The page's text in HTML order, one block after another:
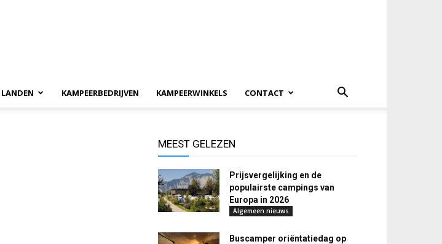
LANDEN KAMPEERBEDRIJVEN KAMPEERWINKELS CONTACT
MEEST GELEZEN
Prijsvergelijking en de
populairste campings van
Europa in 2026
Algemeen nieuws
Buscamper oriëntatiedag op